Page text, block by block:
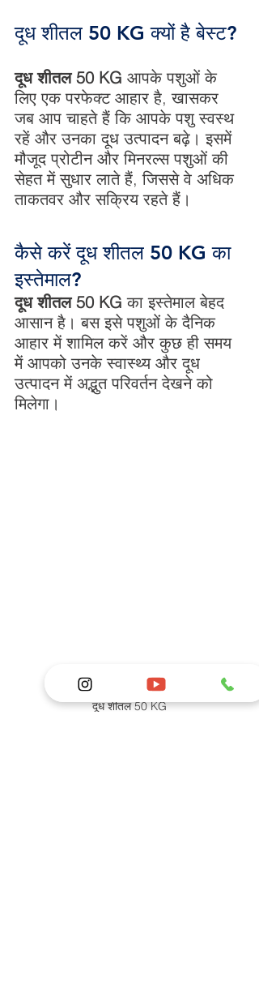
दूध शीतल 50 KG क्यों है बेस्ट?
दूध शीतल 50 KG आपके पशुओं के
लिए एक परफेक्ट आहार है, खासकर
जब आप चाहते हैं कि आपके पशु स्वस्थ
रहें और उनका दूध उत्पादन बढ़े। इसमें
मौजूद प्रोटीन और मिनरल्स पशुओं की
सेहत में सुधार लाते हैं, जिससे वे अधिक
ताकतवर और सक्रिय रहते हैं।
कैसे करें दूध शीतल 50 KG का
इस्तेमाल?
दूध शीतल 50 KG का इस्तेमाल बेहद
आसान है। बस इसे पशुओं के दैनिक
आहार में शामिल करें और कुछ ही समय
में आपको उनके स्वास्थ्य और दूध
उत्पादन में अद्भुत परिवर्तन देखने को
मिलेगा।
दूध शीतल 50 KG